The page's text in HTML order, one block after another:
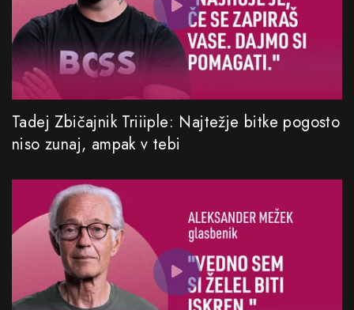
Tadej Zbičajnik Triiiple: Najtežje bitke pogosto
niso zunaj, ampak v tebi